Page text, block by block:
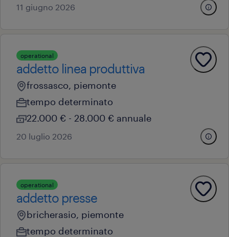
11 giugno 2026
operational
addetto linea produttiva
frossasco, piemonte
tempo determinato
22.000 € - 28.000 € annuale
20 luglio 2026
operational
addetto presse
bricherasio, piemonte
tempo determinato